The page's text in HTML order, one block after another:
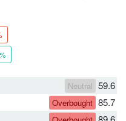
Neutral 59.6
Overbought 85.7